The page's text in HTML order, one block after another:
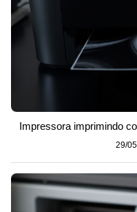
Impressora imprimindo
29/